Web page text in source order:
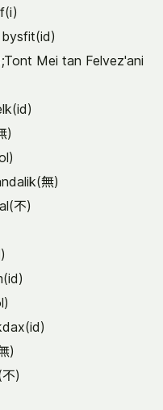
Mei tan Felvez'ani
)
無)
不)
)
)